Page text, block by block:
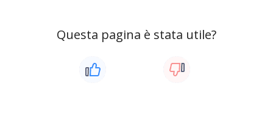
Questa pagina è stata utile?